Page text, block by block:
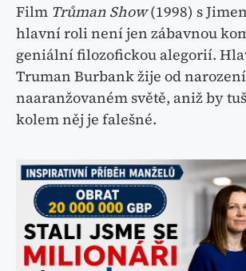
Film Trůman Show(1998) s
hlavní roli není jen zábavnou
geniální filozofickou alegorií.
Truman Burbank žije od
naaranžovaném světě, aniž by
kolem něj je falešné.